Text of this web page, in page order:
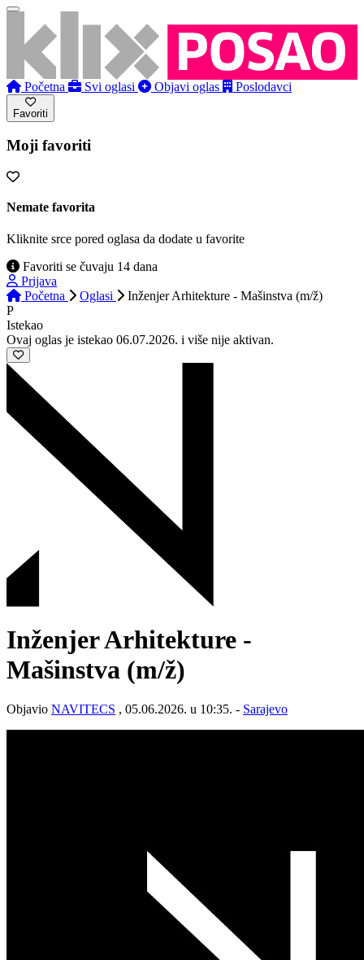
Početna Svi oglasi Objavi oglas Poslodavci
Favoriti
Moji favoriti
Nemate favorita
Kliknite srce pored oglasa da dodate u favorite
Favoriti se čuvaju 14 dana
Prijava
Početna
Oglasi
Inženjer Arhitekture - Mašinstva (m/ž)
P
Istekao
Ovaj oglas je istekao 06.07.2026. i više nije aktivan.
Inženjer Arhitekture -
Mašinstva (m/ž)
Objavio NAVITECS , 05.06.2026. u 10:35. - Sarajevo